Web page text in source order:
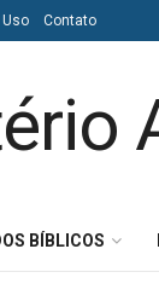
Contato
BÍBLICOS